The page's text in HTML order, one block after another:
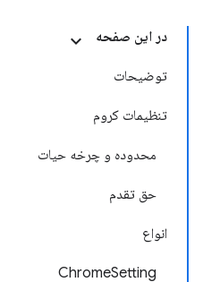
در این صفحه
توضیحات
تنظیمات کروم
محدوده و چرخه حیات
حق تقدم
انواع
ChromeSetting